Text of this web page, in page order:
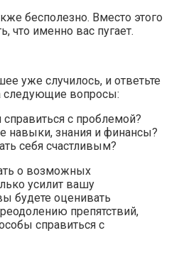
бесполезно. Вместо этого
что именно вас пугает.
уже случилось, и ответьте
следующие вопросы:
с проблемой?
навыки, знания и финансы?
себя счастливым?
о возможных
усилит вашу
будете оценивать
препятствий,
справиться с